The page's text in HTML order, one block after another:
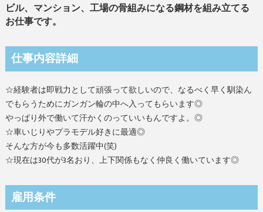
ビル、マンション、工場の骨組みになる鋼材を組み立てる
お仕事です。
仕事内容詳細
☆経験者は即戦力として頑張って欲しいので、なるべく早く馴染ん
でもらうためにガンガン輪の中へ入ってもらいます◎
やっぱり外で働いて汗かくのっていいもんですよ。◎
☆車いじりやプラモデル好きに最適◎
そんな方が今も多数活躍中(笑)
☆現在は30代が3名おり、上下関係もなく仲良く働いています◎
雇用条件